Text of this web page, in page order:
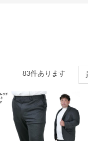
83件あります